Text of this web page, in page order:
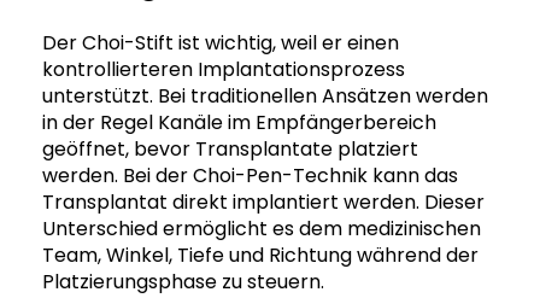
Der Choi-Stift ist wichtig, weil er einen
kontrollierteren Implantationsprozess
unterstützt. Bei traditionellen Ansätzen werden
in der Regel Kanäle im Empfängerbereich
geöffnet, bevor Transplantate platziert
werden. Bei der Choi-Pen-Technik kann das
Transplantat direkt implantiert werden. Dieser
Unterschied ermöglicht es dem medizinischen
Team, Winkel, Tiefe und Richtung während der
Platzierungsphase zu steuern.